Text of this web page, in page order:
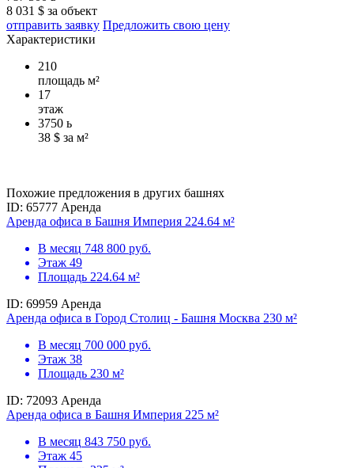
8 031 $ за объект
отправить заявку Предложить свою цену
Характеристики
210
площадь м²
17
этаж
3750 ь
38 $ за м²
Похожие предложения в других башнях
ID: 65777 Аренда
Аренда офиса в Башня Империя 224.64 м²
В месяц 748 800 руб.
Этаж 49
Площадь 224.64 м²
ID: 69959 Аренда
Аренда офиса в Город Столиц - Башня Москва 230 м²
В месяц 700 000 руб.
Этаж 38
Площадь 230 м²
ID: 72093 Аренда
Аренда офиса в Башня Империя 225 м²
В месяц 843 750 руб.
Этаж 45